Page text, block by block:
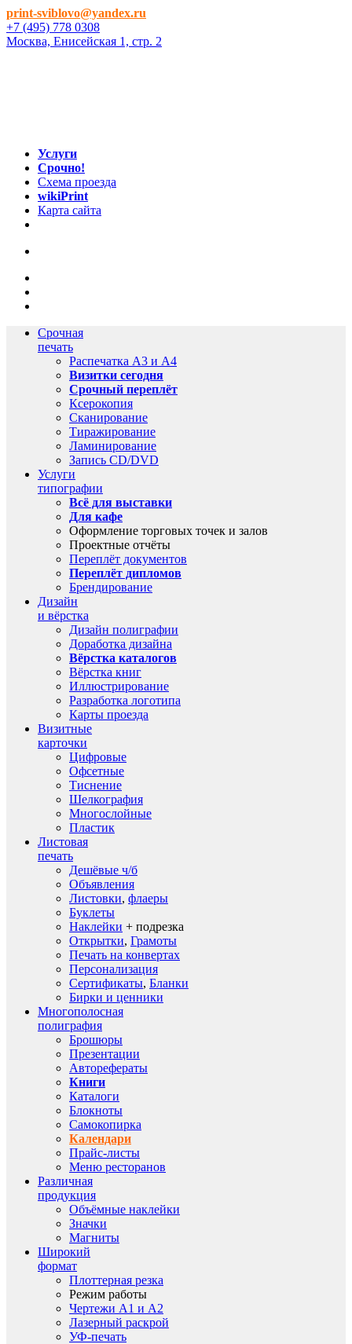
print-sviblovo@yandex.ru
+7 (495) 778 0308
Москва, Енисейская 1, стр. 2
Услуги
Срочно!
Схема проезда
wikiPrint
Карта сайта
Срочная
печать
Распечатка А3 и А4
Визитки сегодня
Срочный переплёт
Ксерокопия
Сканирование
Тиражирование
Ламинирование
Запись CD/DVD
Услуги
типографии
Всё для выставки
Для кафе
Оформление торговых точек и залов
Проектные отчёты
Переплёт документов
Переплёт дипломов
Брендирование
Дизайн
и вёрстка
Дизайн полиграфии
Доработка дизайна
Вёрстка каталогов
Вёрстка книг
Иллюстрирование
Разработка логотипа
Карты проезда
Визитные
карточки
Цифровые
Офсетные
Тиснение
Шелкография
Многослойные
Пластик
Листовая
печать
Дешёвые ч/б
Объявления
Листовки, флаеры
Буклеты
Наклейки + подрезка
Открытки, Грамоты
Печать на конвертах
Персонализация
Сертификаты, Бланки
Бирки и ценники
Многополосная
полиграфия
Брошюры
Презентации
Авторефераты
Книги
Каталоги
Блокноты
Самокопирка
Календари
Прайс-листы
Меню ресторанов
Различная
продукция
Объёмные наклейки
Значки
Магниты
Широкий
формат
Плоттерная резка
Режим работы
Чертежи A1 и A2
Лазерный раскрой
УФ-печать